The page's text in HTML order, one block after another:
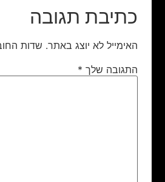
כתיבת תגובה
האימייל לא יוצג באתר. שדות
התגובה שלך *